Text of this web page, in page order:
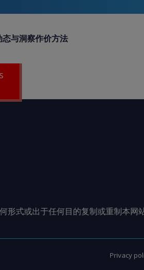
态与洞察作价方法
形式或出于任何目的复制或重制本网
Privacy